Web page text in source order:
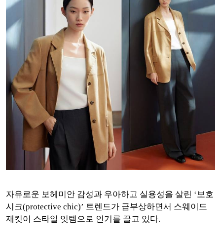
자유로운 보헤미안 감성과 우아하고 실용성을 살린 ‘보호
시크(protective chic)’ 트렌드가 급부상하면서 스웨이드
재킷이 스타일 잇템으로 인기를 끌고 있다.